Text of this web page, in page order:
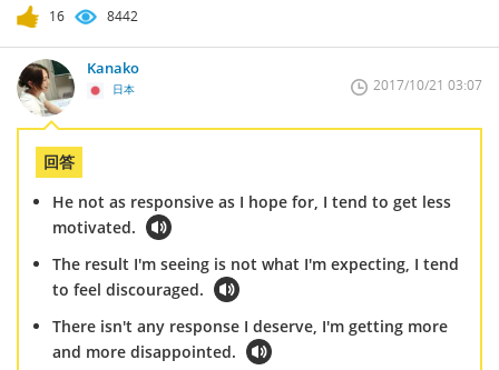
16 8442
Kanako
日本 2017/10/21 03:07
回答
He not as responsive as I hope for, I tend to get less
motivated.
The result I'm seeing is not what I'm expecting, I tend
to feel discouraged.
There isn't any response I deserve, I'm getting more
and more disappointed.